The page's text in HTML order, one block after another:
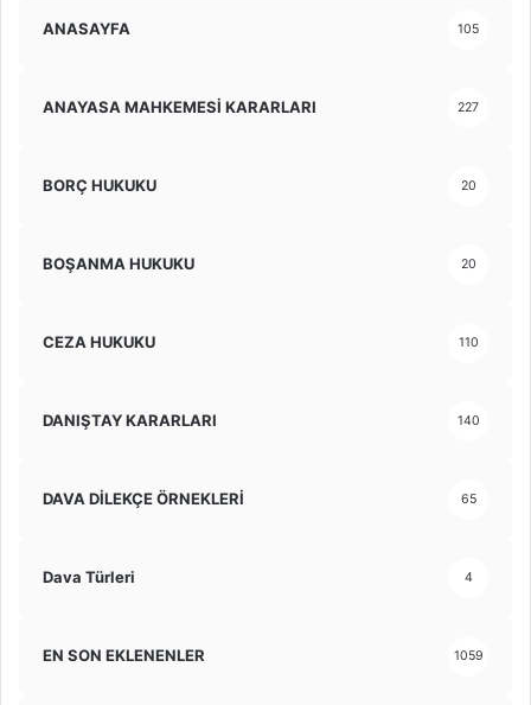
ANASAYFA 105
ANAYASA MAHKEMESİ KARARLARI 227
BORÇ HUKUKU 20
BOŞANMA HUKUKU 20
CEZA HUKUKU 110
DANIŞTAY KARARLARI 140
DAVA DİLEKÇE ÖRNEKLERİ 65
Dava Türleri 4
EN SON EKLENENLER 1059